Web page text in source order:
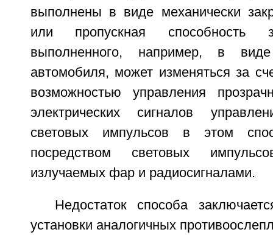
выполнены в виде механически
или пропускная способность
выполненного, например, в
автомобиля, может изменяться за
возможностью управления
электрических сигналов
световых импульсов в этом
посредством световых
излучаемых фар и радиосигналами.
Недостаток способа
установки аналогичных